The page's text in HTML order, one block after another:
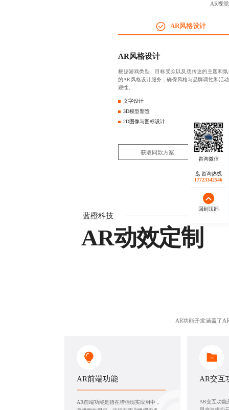
AR视
AR风格设计
AR风格设计
根据游戏类型、目标受众以及想传达的主题和
的AR风格设计服务，确保风格与品牌调性和活
观性。
文字设计
3D模型塑造
2D图像与图标设计
获取同款方案
蓝橙科技
AR动效定制
AR功能开发涵盖了
AR前端功能
AR前端功能是指在增强现实应用中，
AR交互
AR交互功能
咨询热线
17723342546
回到顶部